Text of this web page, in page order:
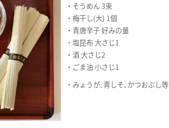
・そうめん 3束
・梅干し(大) 1個
・青唐辛子 好みの量
・塩昆布 大さじ1
・酒 大さじ2
・ごま油 小さじ1
・みょうが､青しそ､かつおぶし等